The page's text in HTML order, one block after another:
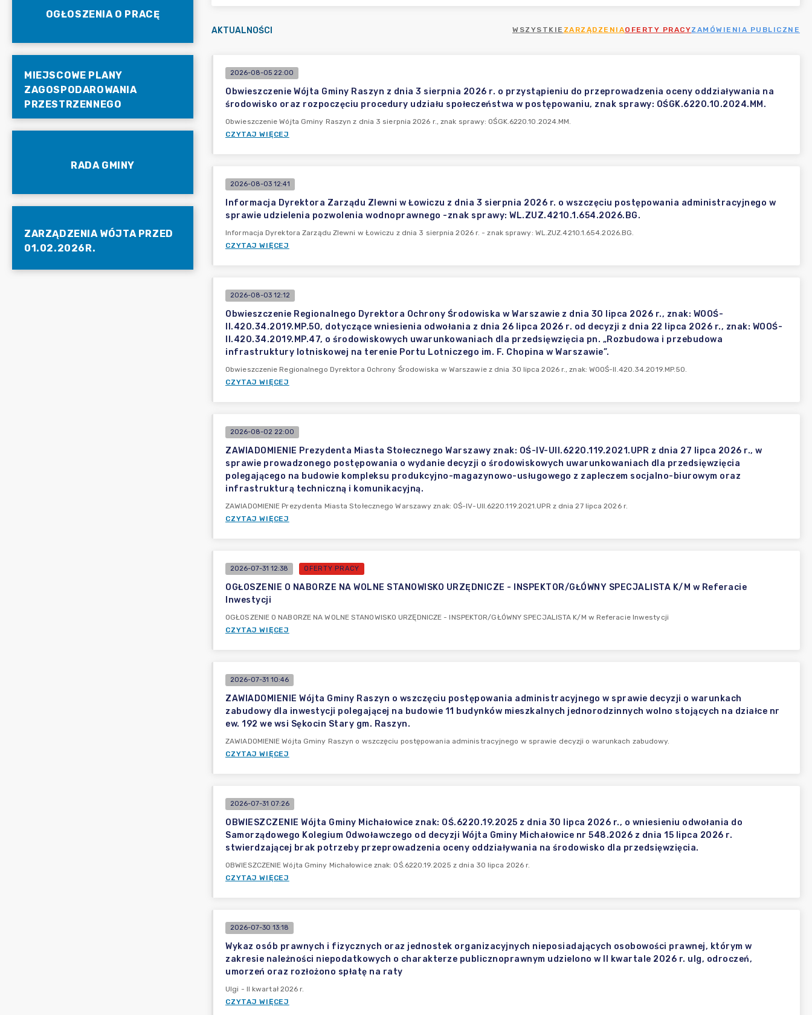
OGŁOSZENIA O PRACĘ
MIEJSCOWE PLANY
ZAGOSPODAROWANIA
PRZESTRZENNEGO
RADA GMINY
ZARZĄDZENIA WÓJTA PRZED
01.02.2026R.
AKTUALNOŚCI WSZYSTKIE ZARZĄDZENIAOFERTY PRACYZAMÓWIENIA PUBLICZNE
2026-08-05 22:00
Obwieszczenie Wójta Gminy Raszyn z dnia 3 sierpnia 2026 r. o przystąpieniu do przeprowadzenia oceny oddziaływania na
środowisko oraz rozpoczęciu procedury udziału społeczeństwa w postępowaniu, znak sprawy: OŚGK.6220.10.2024.MM.
Obwieszczenie Wójta Gminy Raszyn z dnia 3 sierpnia 2026 r., znak sprawy: OŚGK.6220.10.2024.MM.
CZYTAJ WIĘCEJ
2026-08-03 12:41
Informacja Dyrektora Zarządu Zlewni w Łowiczu z dnia 3 sierpnia 2026 r. o wszczęciu postępowania administracyjnego w
sprawie udzielenia pozwolenia wodnoprawnego -znak sprawy: WL.ZUZ.4210.1.654.2026.BG.
Informacja Dyrektora Zarządu Zlewni w Łowiczu z dnia 3 sierpnia 2026 r. - znak sprawy: WL.ZUZ.4210.1.654.2026.BG.
CZYTAJ WIĘCEJ
2026-08-03 12:12
Obwieszczenie Regionalnego Dyrektora Ochrony Środowiska w Warszawie z dnia 30 lipca 2026 r., znak: WOOŚ-
II.420.34.2019.MP.50, dotyczące wniesienia odwołania z dnia 26 lipca 2026 r. od decyzji z dnia 22 lipca 2026 r., znak: WOOŚ-
II.420.34.2019.MP.47, o środowiskowych uwarunkowaniach dla przedsięwzięcia pn. „Rozbudowa i przebudowa
infrastruktury lotniskowej na terenie Portu Lotniczego im. F. Chopina w Warszawie”.
Obwieszczenie Regionalnego Dyrektora Ochrony Środowiska w Warszawie z dnia 30 lipca 2026 r., znak: WOOŚ-II.420.34.2019.MP.50.
CZYTAJ WIĘCEJ
2026-08-02 22:00
ZAWIADOMIENIE Prezydenta Miasta Stołecznego Warszawy znak: OŚ-IV-UII.6220.119.2021.UPR z dnia 27 lipca 2026 r., w
sprawie prowadzonego postępowania o wydanie decyzji o środowiskowych uwarunkowaniach dla przedsięwzięcia
polegającego na budowie kompleksu produkcyjno-magazynowo-usługowego z zapleczem socjalno-biurowym oraz
infrastrukturą techniczną i komunikacyjną.
ZAWIADOMIENIE Prezydenta Miasta Stołecznego Warszawy znak: OŚ-IV-UII.6220.119.2021.UPR z dnia 27 lipca 2026 r.
CZYTAJ WIĘCEJ
2026-07-31 12:38 OFERTY PRACY
OGŁOSZENIE O NABORZE NA WOLNE STANOWISKO URZĘDNICZE - INSPEKTOR/GŁÓWNY SPECJALISTA K/M w Referacie
Inwestycji
OGŁOSZENIE O NABORZE NA WOLNE STANOWISKO URZĘDNICZE - INSPEKTOR/GŁÓWNY SPECJALISTA K/M w Referacie Inwestycji
CZYTAJ WIĘCEJ
2026-07-31 10:46
ZAWIADOMIENIE Wójta Gminy Raszyn o wszczęciu postępowania administracyjnego w sprawie decyzji o warunkach
zabudowy dla inwestycji polegającej na budowie 11 budynków mieszkalnych jednorodzinnych wolno stojących na działce nr
ew. 192 we wsi Sękocin Stary gm. Raszyn.
ZAWIADOMIENIE Wójta Gminy Raszyn o wszczęciu postępowania administracyjnego w sprawie decyzji o warunkach zabudowy.
CZYTAJ WIĘCEJ
2026-07-31 07:26
OBWIESZCZENIE Wójta Gminy Michałowice znak: OŚ.6220.19.2025 z dnia 30 lipca 2026 r., o wniesieniu odwołania do
Samorządowego Kolegium Odwoławczego od decyzji Wójta Gminy Michałowice nr 548.2026 z dnia 15 lipca 2026 r.
stwierdzającej brak potrzeby przeprowadzenia oceny oddziaływania na środowisko dla przedsięwzięcia.
OBWIESZCZENIE Wójta Gminy Michałowice znak: OŚ.6220.19.2025 z dnia 30 lipca 2026 r.
CZYTAJ WIĘCEJ
2026-07-30 13:18
Wykaz osób prawnych i fizycznych oraz jednostek organizacyjnych nieposiadających osobowości prawnej, którym w
zakresie należności niepodatkowych o charakterze publicznoprawnym udzielono w II kwartale 2026 r. ulg, odroczeń,
umorzeń oraz rozłożono spłatę na raty
Ulgi - II kwartał 2026 r.
CZYTAJ WIĘCEJ